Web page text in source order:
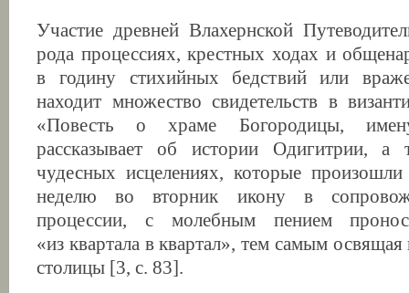
Участие древней Влахернской
рода процессиях, крестных ходах и
в годину стихийных бедствий или
находит множество свидетельств в
«Повесть о храме Богородицы,
рассказывает об истории Одигитрии,
чудесных исцелениях, которые
неделю во вторник икону в
процессии, с молебным пением
«из квартала в квартал», тем самым
столицы [3, с. 83].